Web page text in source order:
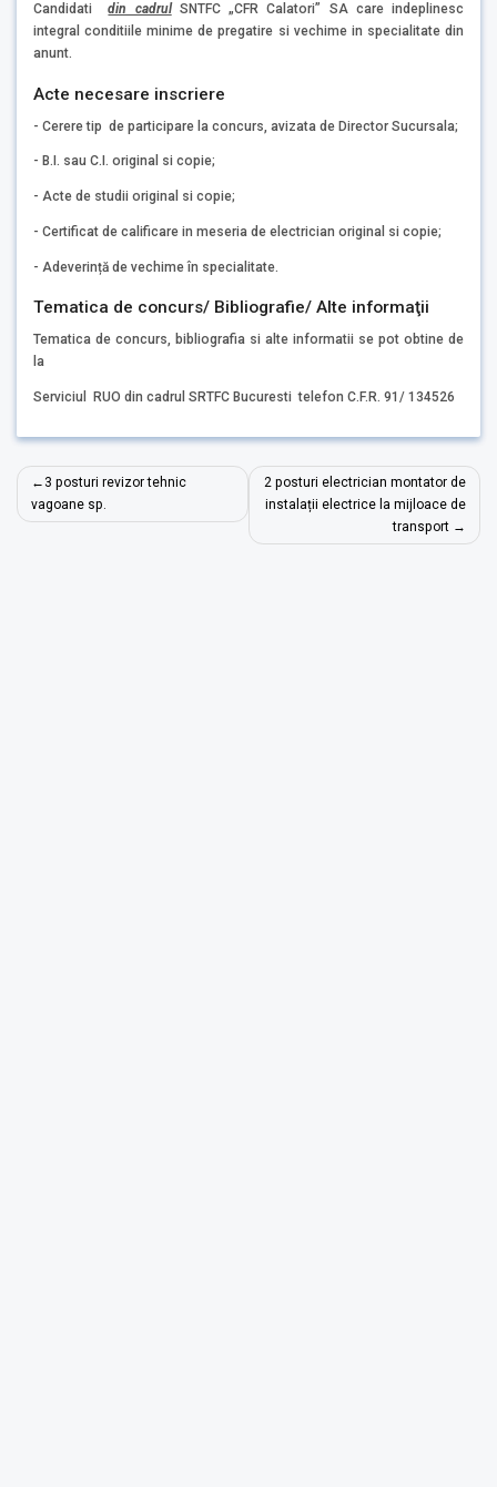
Candidatidin cadrulSNTFC „CFR Calatori” SA care indeplinesc
integral conditiile minime de pregatire si vechime in specialitate din
anunt.
Acte necesare inscriere
- Cerere tip de participare la concurs, avizata de Director Sucursala;
- B.I. sau C.I. original si copie;
- Acte de studii original si copie;
- Certificat de calificare in meseria de electrician original si copie;
- Adeverință de vechime în specialitate.
Tematica de concurs/ Bibliografie/ Alte informaţii
Tematica de concurs, bibliografia si alte informatii se pot obtine de
la
Serviciul RUO din cadrul SRTFC Bucuresti telefon C.F.R. 91/ 134526
Navigare
în
3 posturi revizor tehnic
vagoane sp.
2 posturi electrician montator de
instalații electrice la mijloace de
transport